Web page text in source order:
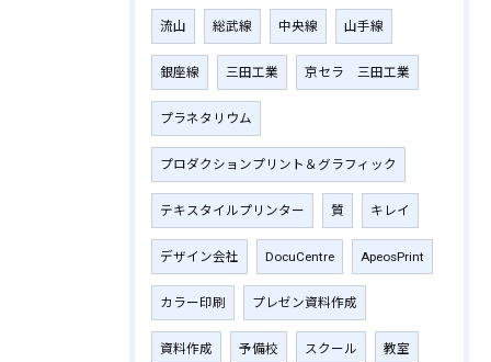
流山 総武線 中央線 山手線
銀座線 三田工業 京セラ 三田工業
プラネタリウム
プロダクションプリント＆グラフィック
テキスタイルプリンター 質 キレイ
デザイン会社 DocuCentre ApeosPrint
カラー印刷 プレゼン資料作成
資料作成 予備校 スクール 教室